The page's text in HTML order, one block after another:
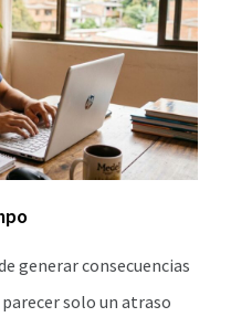
generar consecuencias
solo un atraso